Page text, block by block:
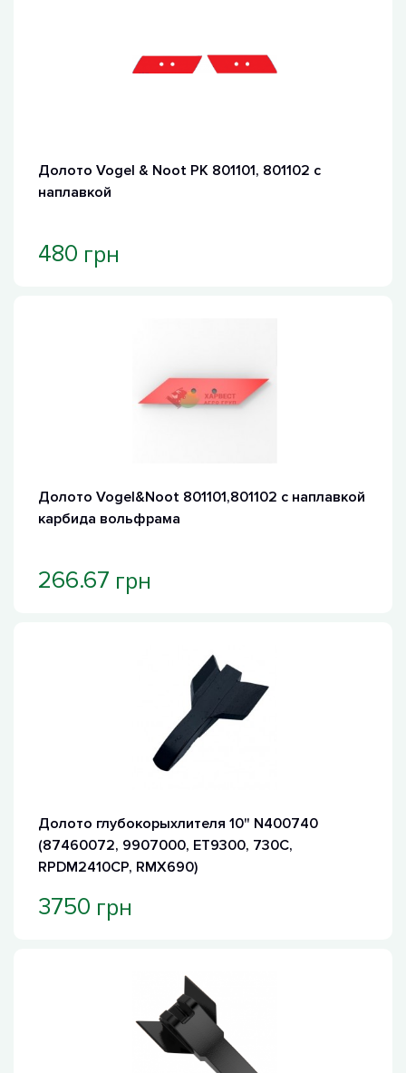
Долото Vogel & Noot PK 801101, 801102 с
наплавкой
480 грн
Долото Vogel&Noot 801101,801102 с наплавкой
карбида вольфрама
266.67 грн
Долото глубокорыхлителя 10" N400740
(87460072, 9907000, ET9300, 730C,
RPDM2410CP, RMX690)
3750 грн